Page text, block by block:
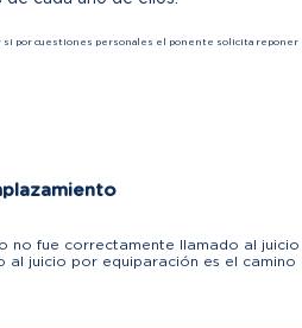
si por cuestiones personales el ponente solicita reponer
no fue correctamente llamado al
juicio por equiparación es el camino